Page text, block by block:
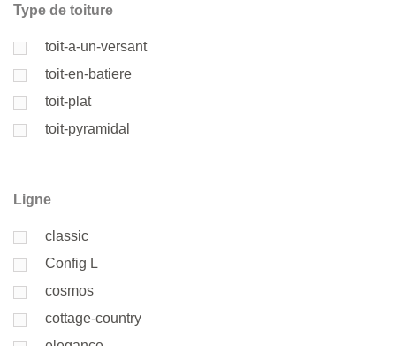
Type de toiture
toit-a-un-versant
toit-en-batiere
toit-plat
toit-pyramidal
Ligne
classic
Config L
cosmos
cottage-country